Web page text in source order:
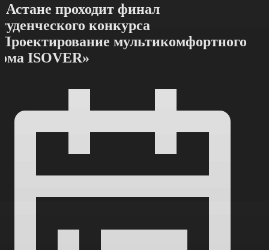
Астане проходит финал
конкурса
мультикомфортного
ISOVER»